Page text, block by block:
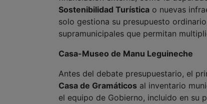
Sostenibilidad Turística o nuevas
solo gestiona su presupuesto
supramunicipales que permitan
Casa-Museo de Manu Leguineche
Antes del debate presupuestario, el
Casa de Gramáticos al inventario
el equipo de Gobierno, incluido en su